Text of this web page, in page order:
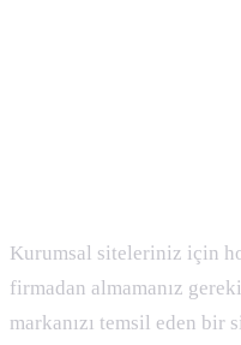
Kurumsal siteleriniz için
firmadan almamanız
markanızı temsil eden bir